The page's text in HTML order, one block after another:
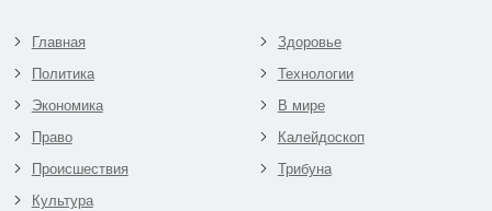
Главная
Политика
Экономика
Право
Происшествия
Культура
Здоровье
Технологии
В мире
Калейдоскоп
Трибуна